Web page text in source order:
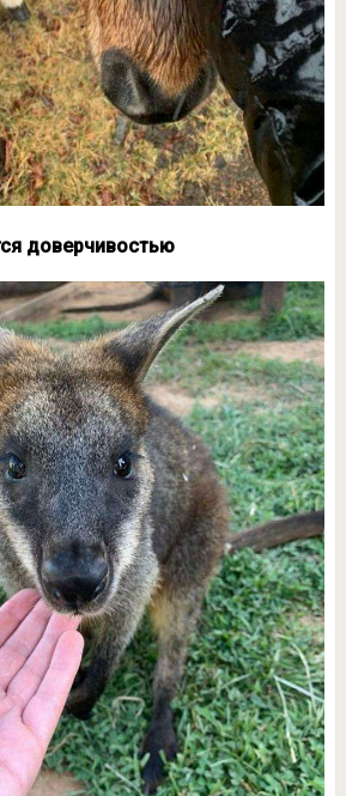
доверчивостью